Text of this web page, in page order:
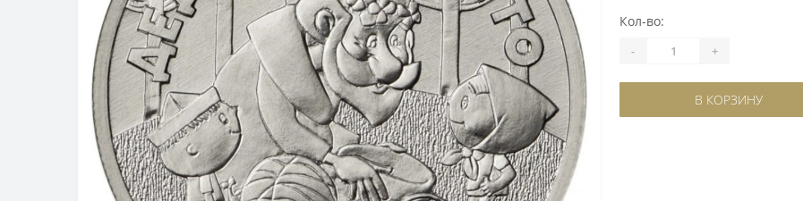
Кол-во:
- +
В КОРЗИНУ